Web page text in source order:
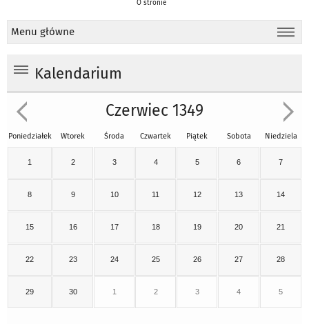
O stronie
Menu główne
Kalendarium
Czerwiec 1349
Poniedziałek Wtorek Środa Czwartek Piątek Sobota Niedziela
1 2 3 4 5 6 7
8 9 10 11 12 13 14
15 16 17 18 19 20 21
22 23 24 25 26 27 28
29 30 1 2 3 4 5